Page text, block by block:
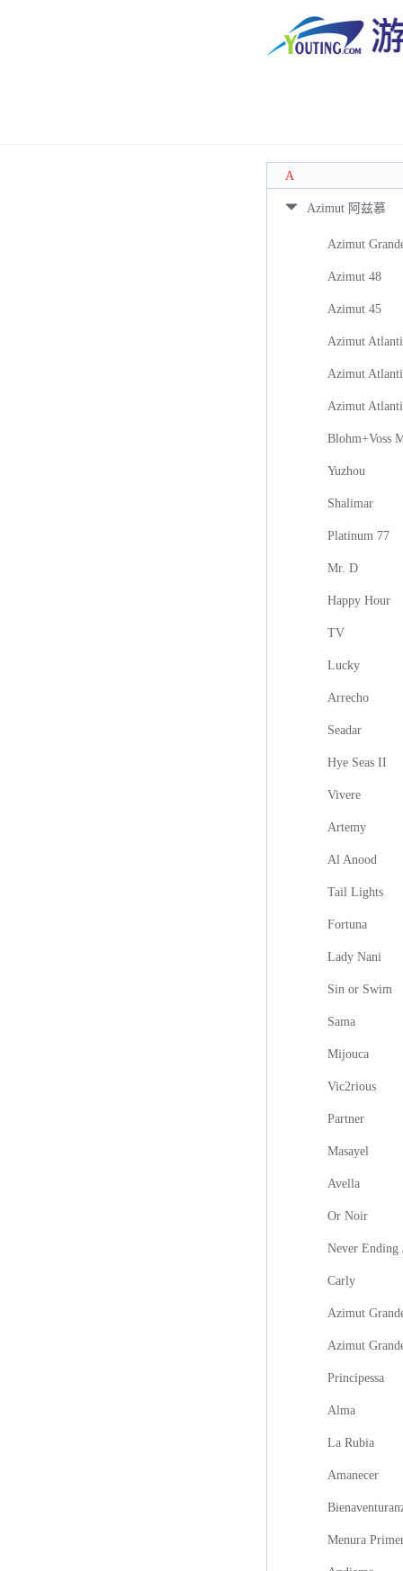
A
Azimut 阿兹慕
Azimut
Azimut 48
Azimut 45
Azimut
Azimut
Azimut
Blohm+Voss
Yuzhou
Shalimar
Platinum 77
Mr. D
Happy Hour
TV
Lucky
Arrecho
Seadar
Hye Seas II
Vivere
Artemy
Al Anood
Tail Lights
Fortuna
Lady Nani
Sin or Swim
Sama
Mijouca
Vic2rious
Partner
Masayel
Avella
Or Noir
Never Ending
Carly
Azimut
Azimut
Principessa
Alma
La Rubia
Amanecer
Menura